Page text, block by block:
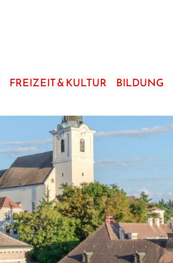
FREIZEIT & KULTUR BILDUNG